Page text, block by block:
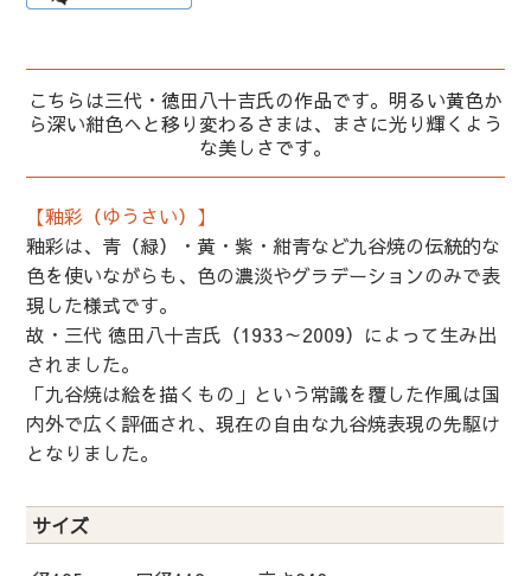
こちらは三代・徳田八十吉氏の作品です。明るい黄色か
ら深い紺色へと移り変わるさまは、まさに光り輝くよう
な美しさです。
【釉彩（ゆうさい）】
釉彩は、青（緑）・黄・紫・紺青など九谷焼の伝統的な
色を使いながらも、色の濃淡やグラデーションのみで表
現した様式です。
故・三代 徳田八十吉氏（1933～2009）によって生み出
されました。
「九谷焼は絵を描くもの」という常識を覆した作風は国
内外で広く評価され、現在の自由な九谷焼表現の先駆け
となりました。
サイズ